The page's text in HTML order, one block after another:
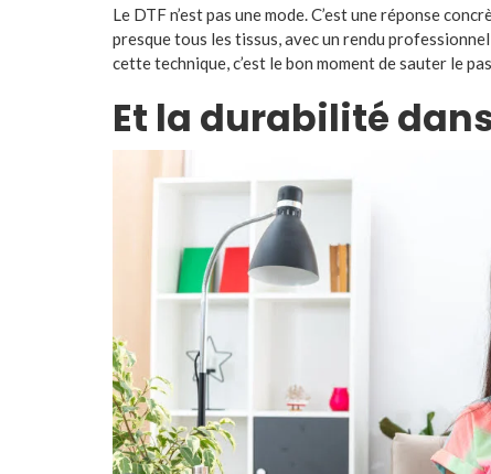
Le DTF n’est pas une mode. C’est une réponse
presque tous les tissus, avec un rendu
cette technique, c’est le bon moment de sauter le
Et la durabilité